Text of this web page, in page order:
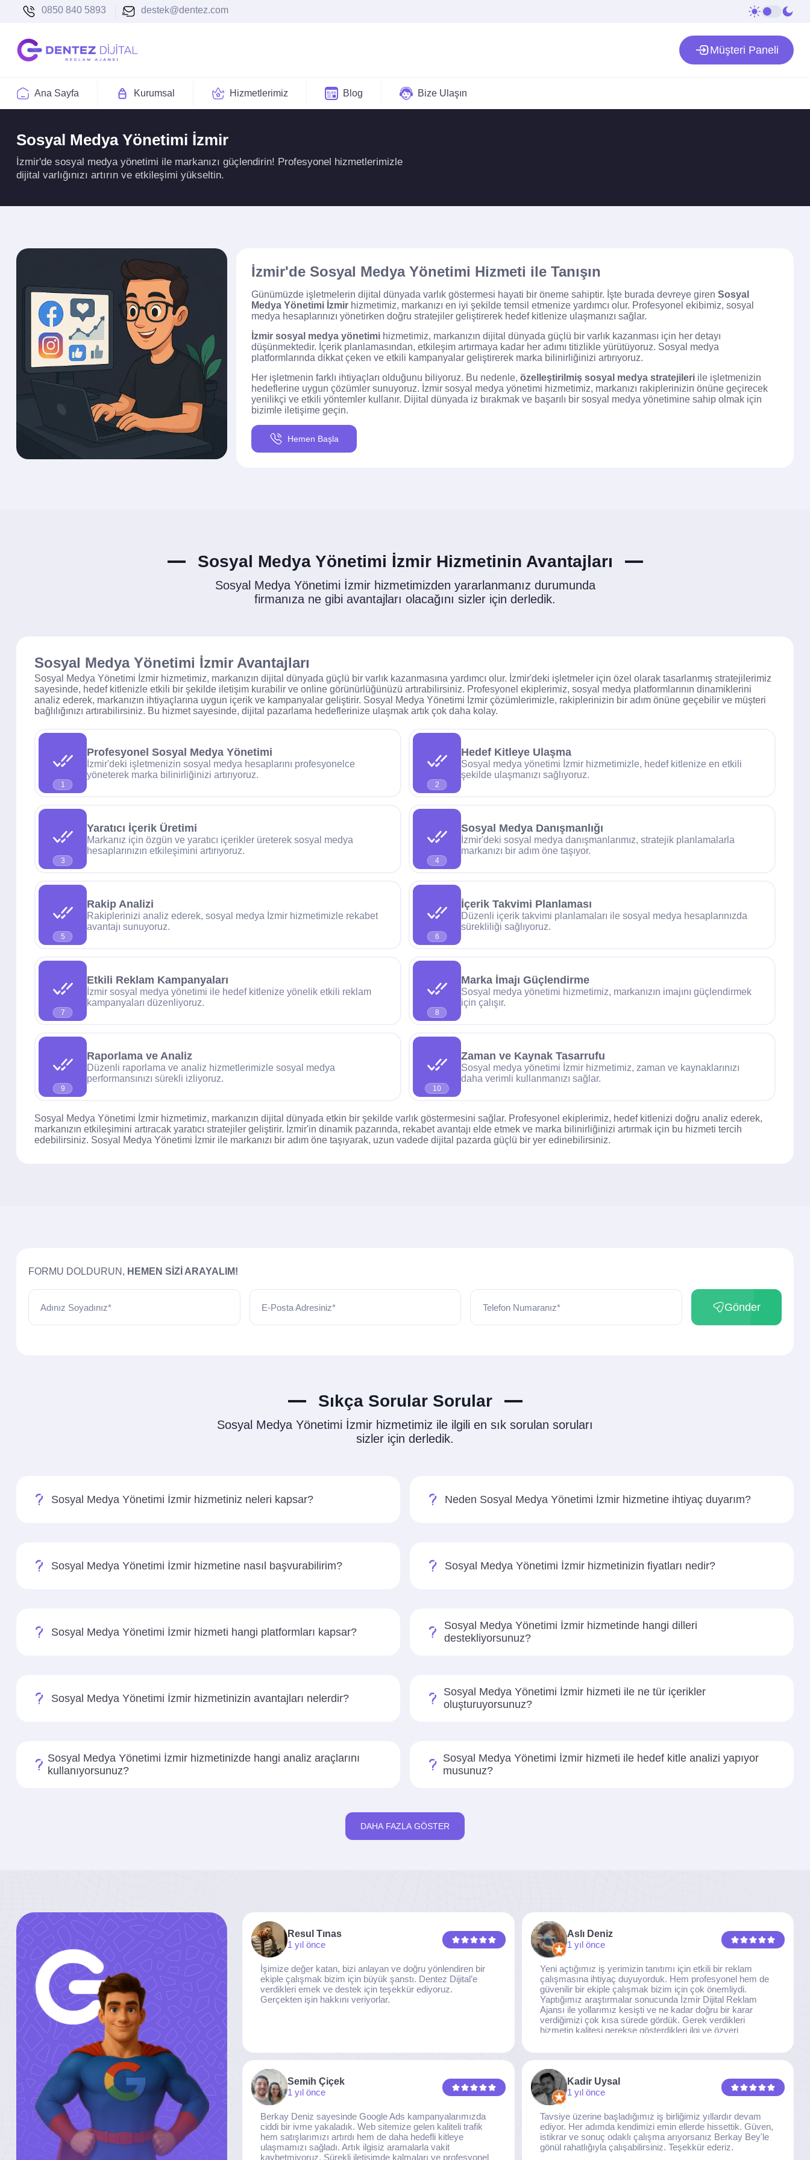
0850 840 5893 destek@dentez.com
Müşteri Paneli
Ana Sayfa Kurumsal Hizmetlerimiz Blog Bize Ulaşın
Sosyal Medya Yönetimi İzmir
İzmir'de sosyal medya yönetimi ile markanızı güçlendirin! Profesyonel hizmetlerimizle
dijital varlığınızı artırın ve etkileşimi yükseltin.
İzmir'de Sosyal Medya Yönetimi Hizmeti ile Tanışın
Günümüzde işletmelerin dijital dünyada varlık göstermesi hayati bir öneme sahiptir. İşte burada devreye giren Sosyal
Medya Yönetimi İzmir hizmetimiz, markanızı en iyi şekilde temsil etmenize yardımcı olur. Profesyonel ekibimiz, sosyal
medya hesaplarınızı yönetirken doğru stratejiler geliştirerek hedef kitlenize ulaşmanızı sağlar.
İzmir sosyal medya yönetimi hizmetimiz, markanızın dijital dünyada güçlü bir varlık kazanması için her detayı
düşünmektedir. İçerik planlamasından, etkileşim artırmaya kadar her adımı titizlikle yürütüyoruz. Sosyal medya
platformlarında dikkat çeken ve etkili kampanyalar geliştirerek marka bilinirliğinizi artırıyoruz.
Her işletmenin farklı ihtiyaçları olduğunu biliyoruz. Bu nedenle, özelleştirilmiş sosyal medya stratejileri ile işletmenizin
hedeflerine uygun çözümler sunuyoruz. İzmir sosyal medya yönetimi hizmetimiz, markanızı rakiplerinizin önüne geçirecek
yenilikçi ve etkili yöntemler kullanır. Dijital dünyada iz bırakmak ve başarılı bir sosyal medya yönetimine sahip olmak için
bizimle iletişime geçin.
Hemen Başla
Sosyal Medya Yönetimi İzmir Hizmetinin Avantajları
Sosyal Medya Yönetimi İzmir hizmetimizden yararlanmanız durumunda
firmanıza ne gibi avantajları olacağını sizler için derledik.
Sosyal Medya Yönetimi İzmir Avantajları
Sosyal Medya Yönetimi İzmir hizmetimiz, markanızın dijital dünyada güçlü bir varlık kazanmasına yardımcı olur. İzmir'deki işletmeler için özel olarak tasarlanmış stratejilerimiz
sayesinde, hedef kitlenizle etkili bir şekilde iletişim kurabilir ve online görünürlüğünüzü artırabilirsiniz. Profesyonel ekiplerimiz, sosyal medya platformlarının dinamiklerini
analiz ederek, markanızın ihtiyaçlarına uygun içerik ve kampanyalar geliştirir. Sosyal Medya Yönetimi İzmir çözümlerimizle, rakiplerinizin bir adım önüne geçebilir ve müşteri
bağlılığınızı artırabilirsiniz. Bu hizmet sayesinde, dijital pazarlama hedeflerinize ulaşmak artık çok daha kolay.
1
Profesyonel Sosyal Medya Yönetimi
İzmir'deki işletmenizin sosyal medya hesaplarını profesyonelce
yöneterek marka bilinirliğinizi artırıyoruz.
2
Hedef Kitleye Ulaşma
Sosyal medya yönetimi İzmir hizmetimizle, hedef kitlenize en etkili
şekilde ulaşmanızı sağlıyoruz.
3
Yaratıcı İçerik Üretimi
Markanız için özgün ve yaratıcı içerikler üreterek sosyal medya
hesaplarınızın etkileşimini artırıyoruz.
4
Sosyal Medya Danışmanlığı
İzmir'deki sosyal medya danışmanlarımız, stratejik planlamalarla
markanızı bir adım öne taşıyor.
5
Rakip Analizi
Rakiplerinizi analiz ederek, sosyal medya İzmir hizmetimizle rekabet
avantajı sunuyoruz.
6
İçerik Takvimi Planlaması
Düzenli içerik takvimi planlamaları ile sosyal medya hesaplarınızda
sürekliliği sağlıyoruz.
7
Etkili Reklam Kampanyaları
İzmir sosyal medya yönetimi ile hedef kitlenize yönelik etkili reklam
kampanyaları düzenliyoruz.
8
Marka İmajı Güçlendirme
Sosyal medya yönetimi hizmetimiz, markanızın imajını güçlendirmek
için çalışır.
9
Raporlama ve Analiz
Düzenli raporlama ve analiz hizmetlerimizle sosyal medya
performansınızı sürekli izliyoruz.
10
Zaman ve Kaynak Tasarrufu
Sosyal medya yönetimi İzmir hizmetimiz, zaman ve kaynaklarınızı
daha verimli kullanmanızı sağlar.
Sosyal Medya Yönetimi İzmir hizmetimiz, markanızın dijital dünyada etkin bir şekilde varlık göstermesini sağlar. Profesyonel ekiplerimiz, hedef kitlenizi doğru analiz ederek,
markanızın etkileşimini artıracak yaratıcı stratejiler geliştirir. İzmir'in dinamik pazarında, rekabet avantajı elde etmek ve marka bilinirliğinizi artırmak için bu hizmeti tercih
edebilirsiniz. Sosyal Medya Yönetimi İzmir ile markanızı bir adım öne taşıyarak, uzun vadede dijital pazarda güçlü bir yer edinebilirsiniz.
FORMU DOLDURUN, HEMEN SIZI ARAYALIM!
Adınız Soyadınız* E-Posta Adresiniz* Telefon Numaranız* Gönder
Sıkça Sorular Sorular
Sosyal Medya Yönetimi İzmir hizmetimiz ile ilgili en sık sorulan soruları
sizler için derledik.
Sosyal Medya Yönetimi İzmir hizmetiniz neleri kapsar? Neden Sosyal Medya Yönetimi İzmir hizmetine ihtiyaç duyarım?
Sosyal Medya Yönetimi İzmir hizmetine nasıl başvurabilirim? Sosyal Medya Yönetimi İzmir hizmetinizin fiyatları nedir?
Sosyal Medya Yönetimi İzmir hizmeti hangi platformları kapsar?
Sosyal Medya Yönetimi İzmir hizmetinde hangi dilleri
destekliyorsunuz?
Sosyal Medya Yönetimi İzmir hizmetinizin avantajları nelerdir?
Sosyal Medya Yönetimi İzmir hizmeti ile ne tür içerikler
oluşturuyorsunuz?
Sosyal Medya Yönetimi İzmir hizmetinizde hangi analiz araçlarını
kullanıyorsunuz?
Sosyal Medya Yönetimi İzmir hizmeti ile hedef kitle analizi yapıyor
musunuz?
DAHA FAZLA GÖSTER
Resul Tınas
1 yıl önce
İşimize değer katan, bizi anlayan ve doğru yönlendiren bir
ekiple çalışmak bizim için büyük şanstı. Dentez Dijital’e
verdikleri emek ve destek için teşekkür ediyoruz.
Gerçekten işin hakkını veriyorlar.
Aslı Deniz
1 yıl önce
Yeni açtığımız iş yerimizin tanıtımı için etkili bir reklam
çalışmasına ihtiyaç duyuyorduk. Hem profesyonel hem de
güvenilir bir ekiple çalışmak bizim için çok önemliydi.
Yaptığımız araştırmalar sonucunda İzmir Dijital Reklam
Ajansı ile yollarımız kesişti ve ne kadar doğru bir karar
verdiğimizi çok kısa sürede gördük. Gerek verdikleri
hizmetin kalitesi gerekse gösterdikleri ilgi ve özveri
Kaliteden asla taviz vermeyen, her detaya özen gösteren
İzmir Dijital Reklam Ajansı ekibine gönülden teşekkür
ederiz.
Semih Çiçek
1 yıl önce
Berkay Deniz sayesinde Google Ads kampanyalarımızda
ciddi bir ivme yakaladık. Web sitemize gelen kaliteli trafik
hem satışlarımızı artırdı hem de daha hedefli kitleye
ulaşmamızı sağladı. Artık ilgisiz aramalarla vakit
kaybetmiyoruz. Sürekli iletişimde kalmaları ve profesyonel
Kadir Uysal
1 yıl önce
Tavsiye üzerine başladığımız iş birliğimiz yıllardır devam
ediyor. Her adımda kendimizi emin ellerde hissettik. Güven,
istikrar ve sonuç odaklı çalışma arıyorsanız Berkay Bey'le
gönül rahatlığıyla çalışabilirsiniz. Teşekkür ederiz.